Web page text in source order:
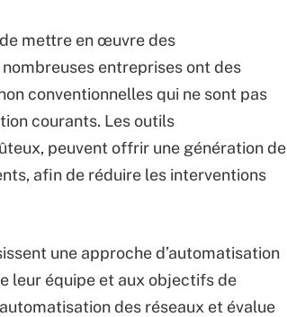
mettre en œuvre des
entreprises ont des
conventionnelles qui ne sont pas
courants. Les outils
peuvent offrir une génération de
afin de réduire les interventions
une approche d’automatisation
leur équipe et aux objectifs de
des réseaux et évalue